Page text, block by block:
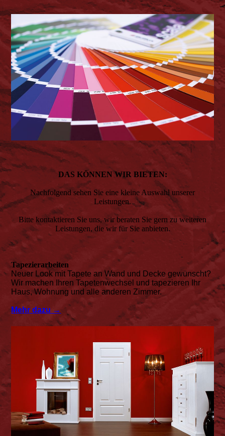
DAS KÖNNEN WIR BIETEN:
Nachfolgend sehen Sie eine kleine Auswahl unserer
Leistungen.
Bitte kontaktieren Sie uns, wir beraten Sie gern zu weiteren
Leistungen, die wir für Sie anbieten.
Tapezierarbeiten
Neuer Look mit Tapete an Wand und Decke gewünscht?
Wir machen Ihren Tapetenwechsel und tapezieren Ihr
Haus, Wohnung und alle anderen Zimmer.
Mehr dazu →